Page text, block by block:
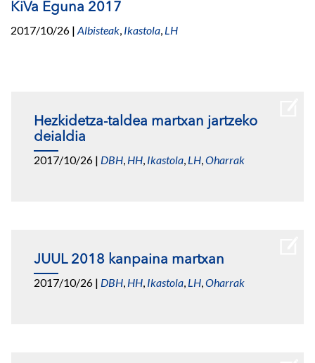
KiVa Eguna 2017
2017/10/26 | Albisteak, Ikastola, LH
Hezkidetza-taldea martxan jartzeko
deialdia
2017/10/26 | DBH, HH, Ikastola, LH,Oharrak
JUUL 2018 kanpaina martxan
2017/10/26 | DBH, HH, Ikastola, LH,Oharrak